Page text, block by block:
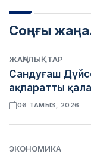
Соңғы
ЖАҢАЛЫҚТАР
Сандуғаш
ақпаратты
06 ТАМЫЗ, 2026
ЭКОНОМИКА